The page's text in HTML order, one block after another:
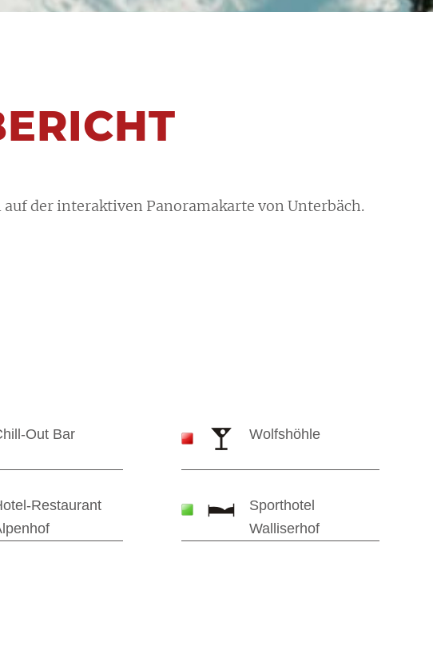
der interaktiven Panoramakarte von Unterbäch.
Out Bar Wolfshöhle
Restaurant
Sporthotel
Walliserhof